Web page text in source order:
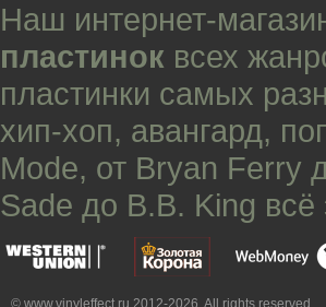
Наш интернет-
пластинок всех
пластинки самых
хип-хоп, авангард,
Mode, от Bryan Ferry
Sade до B.B. King
© www.vinyleffect.ru 2012-2026. All rights reserved.